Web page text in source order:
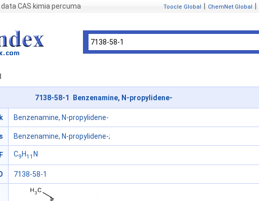
CAS kimia percuma Toocle Global ChemNet Global
7138-58-1 Benzenamine, N-propylidene-
Benzenamine, N-propylidene-
Benzenamine, N-propylidene-;
C9 H11 N
7138-58-1